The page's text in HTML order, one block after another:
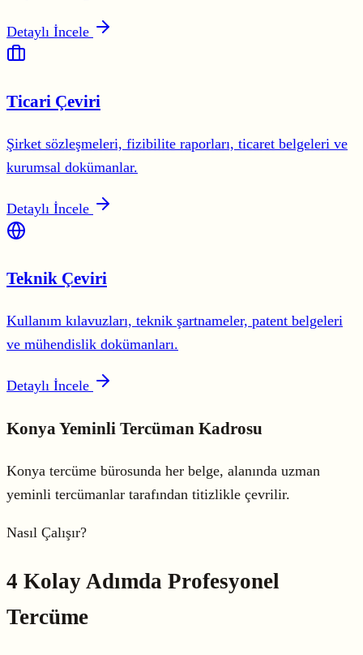
Detaylı İncele
Ticari Çeviri
Şirket sözleşmeleri, fizibilite raporları, ticaret belgeleri ve
kurumsal dokümanlar.
Detaylı İncele
Teknik Çeviri
Kullanım kılavuzları, teknik şartnameler, patent belgeleri
ve mühendislik dokümanları.
Detaylı İncele
Konya Yeminli Tercüman Kadrosu
Konya tercüme bürosunda her belge, alanında uzman
yeminli tercümanlar tarafından titizlikle çevrilir.
Nasıl Çalışır?
4 Kolay Adımda Profesyonel
Tercüme